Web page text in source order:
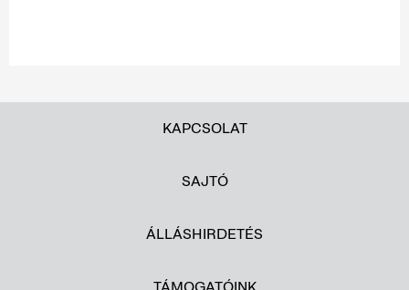
KAPCSOLAT
SAJTÓ
ÁLLÁSHIRDETÉS